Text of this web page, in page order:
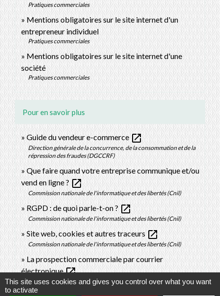
Pratiques commerciales
Mentions obligatoires sur le site internet d'un
entrepreneur individuel
Pratiques commerciales
Mentions obligatoires sur le site internet d'une
société
Pratiques commerciales
Pour en savoir plus
Guide du vendeur e-commerceopen_in_new
Direction générale de la concurrence, de la consommation et de la
répression des fraudes (DGCCRF)
Que faire quand votre entreprise communique et/ou
vend en ligne ?open_in_new
Commission nationale de l'informatique et des libertés (Cnil)
RGPD : de quoi parle-t-on ?open_in_new
Commission nationale de l'informatique et des libertés (Cnil)
Site web, cookies et autres traceursopen_in_new
Commission nationale de l'informatique et des libertés (Cnil)
La prospection commerciale par courrier
électroniqueopen_in_new
Commission nationale de l'informatique et des libertés (Cnil)
This site uses cookies and gives you control over what you want
to activate